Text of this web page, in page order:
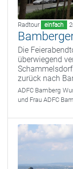
Radtour einfach
Die
überwiegend
zurück nach
ADFC Bamberg
und Frau ADFC